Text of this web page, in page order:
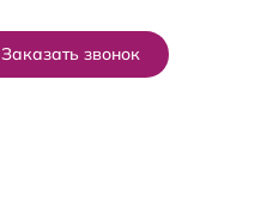
Заказать звонок